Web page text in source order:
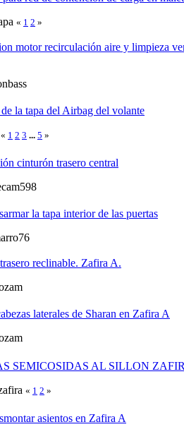
« 1 2 »
motor recirculación aire y limpieza
la tapa del Airbag del volante
« 1 2 3 ... 5 »
cinturón trasero central
la tapa interior de las puertas
reclinable. Zafira A.
laterales de Sharan en Zafira A
SEMICOSIDAS AL SILLON
« 1 2 »
asientos en Zafira A